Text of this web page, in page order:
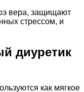
вера, защищают
стрессом, и
диуретик
как мягкое